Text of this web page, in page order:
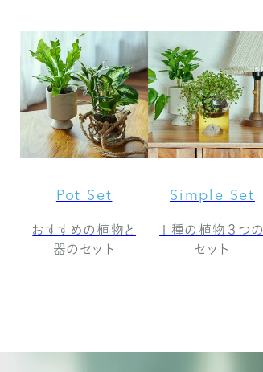
Pot Set
おすすめの植物と
器のセット
Simple Set
１種の植物３つの
セット